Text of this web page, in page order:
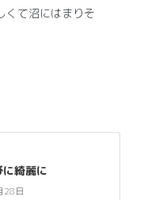
くて沼にはまりそ
綺麗に
28日